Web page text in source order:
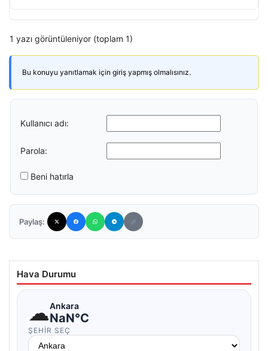
1 yazı görüntüleniyor (toplam 1)
Bu konuyu yanıtlamak için giriş yapmış olmalısınız.
Kullanıcı adı:
Parola:
Beni hatırla
Paylaş:
Hava Durumu
☁Ankara
NaN°C
ŞEHIR SEÇ